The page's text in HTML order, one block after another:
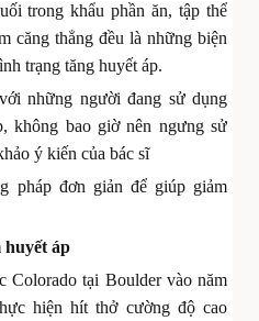
trong khẩu phần ăn, tập thể
căng thẳng đều là những biện
trạng tăng huyết áp.
những người đang sử dụng
không bao giờ nên ngưng sử
ý kiến của bác sĩ
pháp đơn giản để giúp giảm
huyết áp
Colorado tại Boulder vào năm
hiện hít thở cường độ cao